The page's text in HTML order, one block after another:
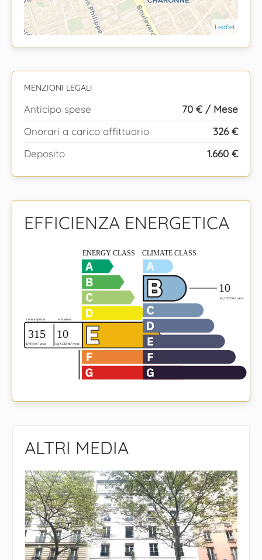
Leaflet
MENZIONI LEGALI
Anticipo spese
70 € / Mese
Onorari a carico affittuario
326 €
Deposito
1.660 €
EFFICIENZA ENERGETICA
ALTRI MEDIA